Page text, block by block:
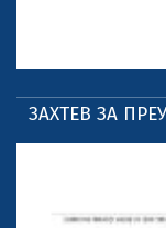
ЗАХТЕВ ЗА